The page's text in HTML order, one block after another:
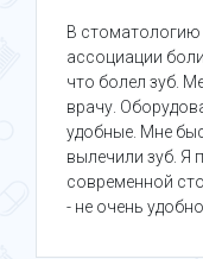
В стоматологию
ассоциации
что болел зуб.
врачу.
удобные. Мне
вылечили зуб. Я
современной
- не очень